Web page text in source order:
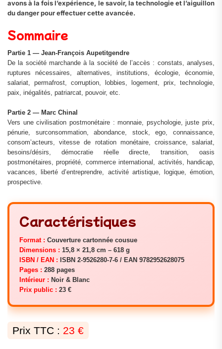
avons à la fois l’expérience, le savoir, la technologie et l’aiguillon
du danger pour effectuer cette avancée.
Sommaire
Partie 1 — Jean‑François Aupetitgendre
De la société marchande à la société de l’accès : constats, analyses,
ruptures nécessaires, alternatives, institutions, écologie, économie,
salariat, permafrost, corruption, lobbies, logement, prix, technologie,
paix, inégalités, patriarcat, pouvoir, etc.
Partie 2 — Marc Chinal
Vers une civilisation postmonétaire : monnaie, psychologie, juste prix,
pénurie, surconsommation, abondance, stock, ego, connaissance,
consom’acteurs, vitesse de rotation monétaire, croissance, salariat,
besoins/désirs, démocratie réelle directe, transition, oasis
postmonétaires, propriété, commerce international, activités, handicap,
vacances, liberté d’entreprendre, activité artistique, logique, émotion,
prospective.
Caractéristiques
Format : Couverture cartonnée cousue
Dimensions : 15,8 × 21,8 cm – 618 g
ISBN / EAN : ISBN 2‑9526280‑7‑6 / EAN 9782952628075
Pages : 288 pages
Intérieur : Noir & Blanc
Prix public : 23 €
Prix TTC : 23 €